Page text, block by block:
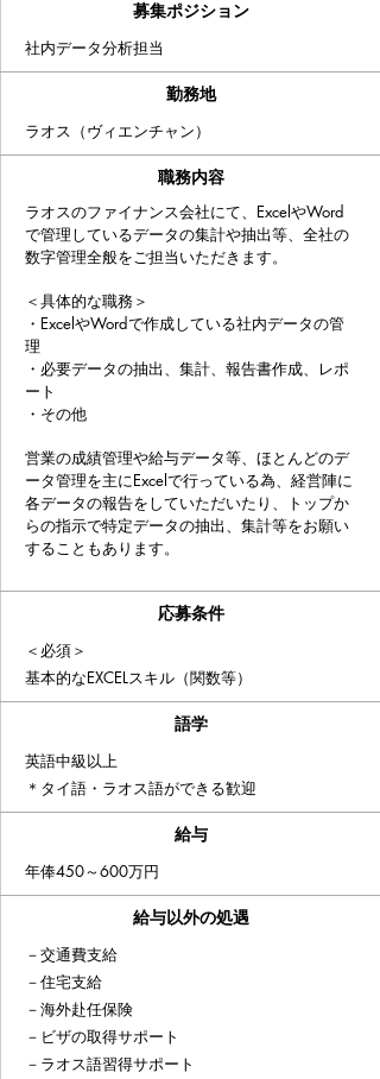
社内データ分析担当
募集ポジション
ラオス（ヴィエンチャン）
​勤務地
ラオスのファイナンス会社にて、ExcelやWord
で管理しているデータの集計や抽出等、全社の
数字管理全般をご担当いただきます。
＜具体的な職務＞
・ExcelやWordで作成している社内データの管
理
・必要データの抽出、集計、報告書作成、レポ
ート
・その他
営業の成績管理や給与データ等、ほとんどのデ
ータ管理を主にExcelで行っている為、経営陣に
各データの報告をしていただいたり、トップか
らの指示で特定データの抽出、 集計等をお願い
することもあります。
職務内容
＜必須＞
基本的なEXCELスキル（関数等）
応募条件
英語中級以上
＊タイ語・ラオス語ができる歓迎
語学
年俸450～600万円
給与
－交通費支給
－住宅支給
－海外赴任保険
－ビザの取得サポート
－ラオス語習得サポート
給与以外の処遇